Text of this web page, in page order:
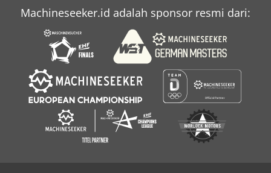
Machineseeker.id adalah sponsor resmi dari: